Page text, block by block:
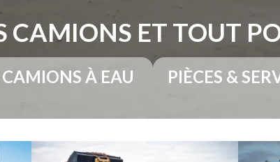
CAMIONS ET TOUT
CAMIONS À EAU PIÈCES &